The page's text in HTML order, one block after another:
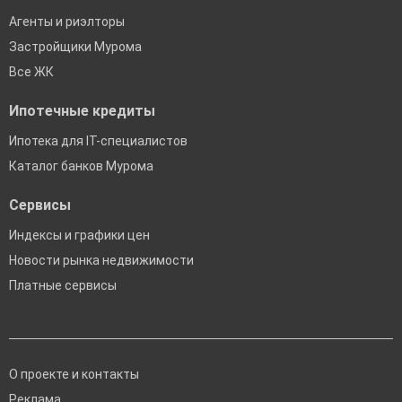
Агенты и риэлторы
Застройщики Мурома
Все ЖК
Ипотечные кредиты
Ипотека для IT-специалистов
Каталог банков Мурома
Сервисы
Индексы и графики цен
Новости рынка недвижимости
Платные сервисы
О проекте и контакты